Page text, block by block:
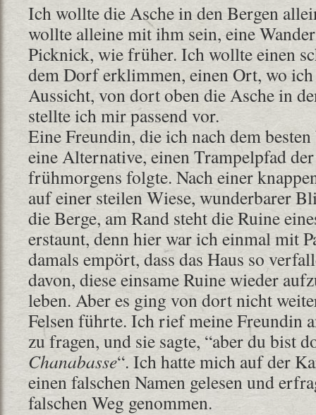
Ich wollte die Asche in den Bergen
wollte alleine mit ihm sein, eine
Picknick, wie früher. Ich wollte einen
dem Dorf erklimmen, einen Ort, wo
Aussicht, von dort oben die Asche in
stellte ich mir passend vor.
Eine Freundin, die ich nach dem
eine Alternative, einen Trampelpfad
frühmorgens folgte. Nach einer
auf einer steilen Wiese, wunderbarer
die Berge, am Rand steht die Ruine
erstaunt, denn hier war ich einmal mit
damals empört, dass das Haus so
davon, diese einsame Ruine wieder
leben. Aber es ging von dort nicht
Felsen führte. Ich rief meine Freundin
zu fragen, und sie sagte, “aber du bist
Chanabasse“. Ich hatte mich auf der
einen falschen Namen gelesen und
falschen Weg genommen.